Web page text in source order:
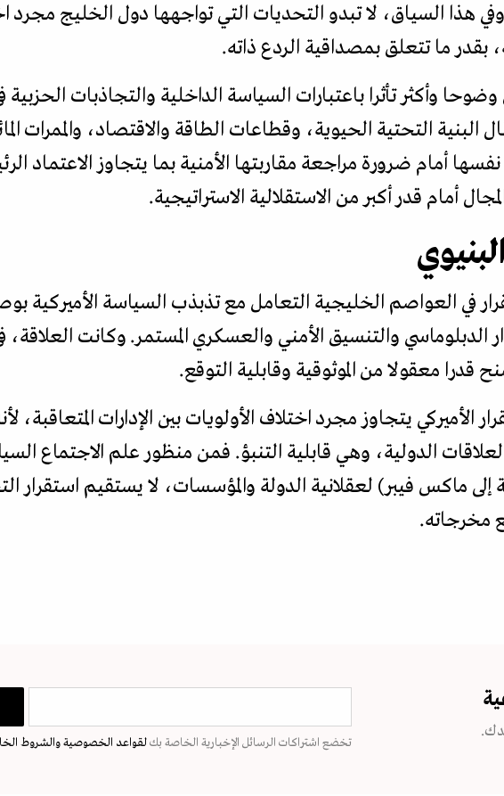
وفي هذا السياق، لا تبدو التحديات التي تواجهها دول الخليج مجرد
بقدر ما تتعلق بمصداقية الردع ذاته.
وأكثر تأثرا باعتبارات السياسة الداخلية والتجاذبات الحزبية
البنية التحتية الحيوية، وقطاعات الطاقة والاقتصاد، والممرات
نفسها أمام ضرورة مراجعة مقاربتها الأمنية بما يتجاوز الاعتماد
أمام قدر أكبر من الاستقلالية الاستراتيجية.
في العواصم الخليجية التعامل مع تذبذب السياسة الأميركية
الدبلوماسي والتنسيق الأمني والعسكري المستمر. وكانت العلاقة،
معقولا من الموثوقية وقابلية التوقع.
الأميركي يتجاوز مجرد اختلاف الأولويات بين الإدارات المتعاقبة،
الدولية، وهي قابلية التنبؤ. فمن منظور علم الاجتماع
إلى ماكس فيبر) لعقلانية الدولة والمؤسسات، لا يستقيم استقرار
مخرجاته.
تخضع اشتراكات الرسائل الإخبارية الخاصة بكلقواعد الخصوصيةوالشروط